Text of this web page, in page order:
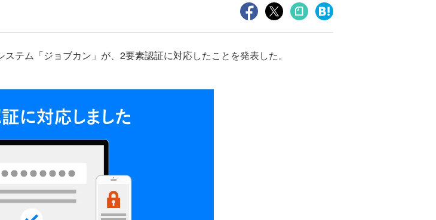
テム「ジョブカン」が、2要素認証に対応したことを発表した。